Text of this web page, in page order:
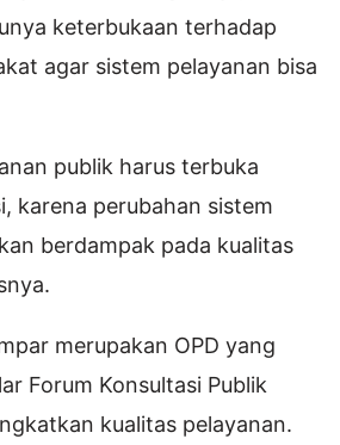
keterbukaan terhadap
agar sistem pelayanan bisa
publik harus terbuka
karena perubahan sistem
berdampak pada kualitas
merupakan OPD yang
Forum Konsultasi Publik
kualitas pelayanan.